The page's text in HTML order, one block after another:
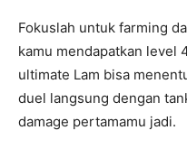
Fokuslah untuk farming
kamu mendapatkan level
ultimate Lam bisa
duel langsung dengan
damage pertamamu jadi.